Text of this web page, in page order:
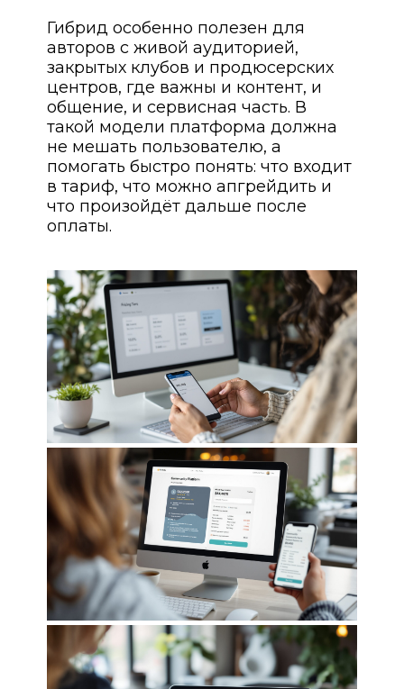
Гибрид особенно полезен для
авторов с живой аудиторией,
закрытых клубов и продюсерских
центров, где важны и контент, и
общение, и сервисная часть. В
такой модели платформа должна
не мешать пользователю, а
помогать быстро понять: что входит
в тариф, что можно апгрейдить и
что произойдёт дальше после
оплаты.